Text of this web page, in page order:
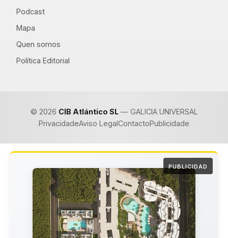
Podcast
Mapa
Quen somos
Política Editorial
© 2026 CIB Atlántico SL— GALICIA UNIVERSAL
PrivacidadeAviso LegalContactoPublicidade
PUBLICIDAD